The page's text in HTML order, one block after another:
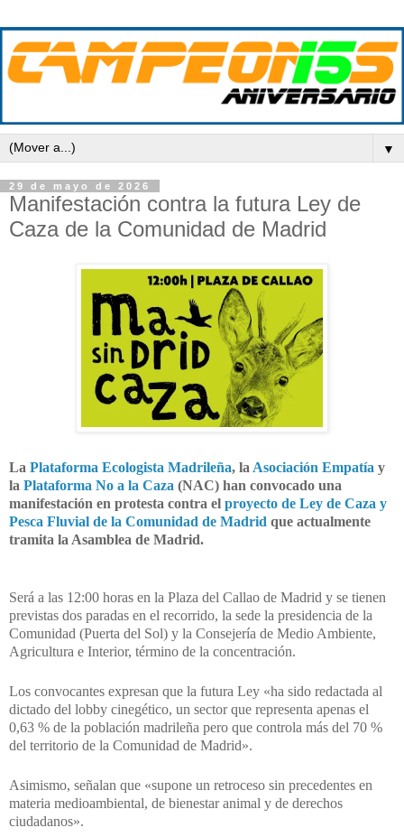
▼
29 de mayo de 2026
Manifestación contra la futura Ley de
Caza de la Comunidad de Madrid
La Plataforma Ecologista Madrileña, la Asociación Empatía y
la Plataforma No a la Caza (NAC) han convocado una
manifestación en protesta contra el proyecto de Ley de Caza y
Pesca Fluvial de la Comunidad de Madrid que actualmente
tramita la Asamblea de Madrid.
Será a las 12:00 horas en la Plaza del Callao de Madrid y se tienen
previstas dos paradas en el recorrido, la sede la presidencia de la
Comunidad (Puerta del Sol) y la Consejería de Medio Ambiente,
Agricultura e Interior, término de la concentración.
Los convocantes expresan que la futura Ley «ha sido redactada al
dictado del lobby cinegético, un sector que representa apenas el
0,63 % de la población madrileña pero que controla más del 70 %
del territorio de la Comunidad de Madrid».
Asimismo, señalan que «supone un retroceso sin precedentes en
materia medioambiental, de bienestar animal y de derechos
ciudadanos».